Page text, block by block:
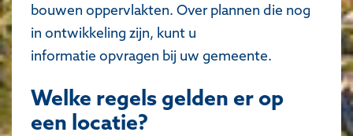
bouwen oppervlakten. Over plannen die nog
in ontwikkeling zijn, kunt u
informatie opvragen bij uw gemeente.
Welke regels gelden er op
een locatie?